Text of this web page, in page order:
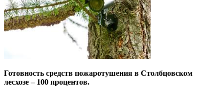
Готовность средств пожаротушения в Столбцовском
лесхозе – 100 процентов.